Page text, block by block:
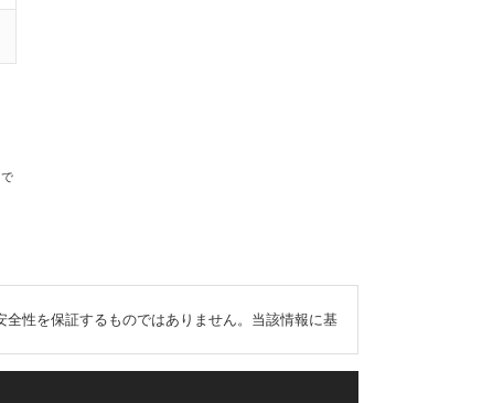
性を保証するものではありません。当該情報に基